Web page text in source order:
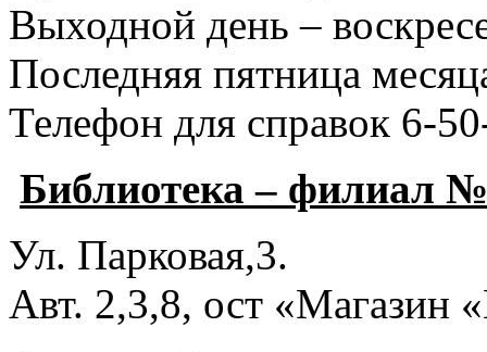
Выходной день –
Последняя пятница
Телефон для справок 6-
Библиотека – филиал
Ул. Парковая,3.
Авт. 2,3,8, ост «Магазин